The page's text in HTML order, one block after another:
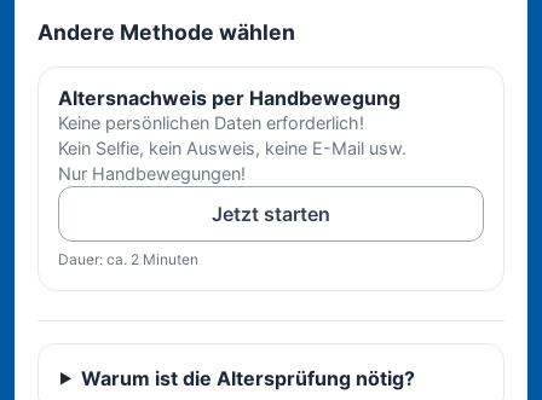
Andere Methode wählen
Altersnachweis per Handbewegung
Keine persönlichen Daten erforderlich!
Kein Selfie, kein Ausweis, keine E-Mail usw.
Nur Handbewegungen!
Jetzt starten
Dauer: ca. 2 Minuten
Warum ist die Altersprüfung nötig?